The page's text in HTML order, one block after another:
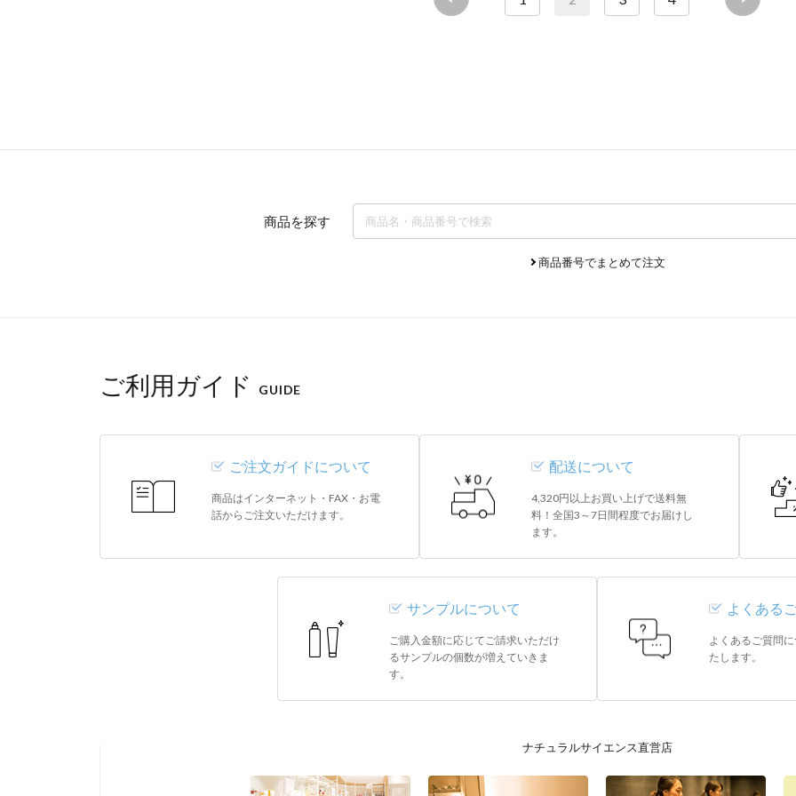
参加した多くの方に「セミナー内容に大変満足した
「実際にマタニティヨガを体験し、心も身体もリフ
みんなで一緒に運動不足や出産・育児のお悩みをス
出産準備について気になることがある方は、どうぞ
.regist-btn {
bottom: 50px;
right: calc(50% - 1166px / 2 - 30px);
margin: 0;
}
.regist-btn a {
display: flex;
align-items: center;
background-color: #FFAD41;
text-decoration: none;
商品を探す
商品番号でまとめて注文
ご利用ガイド GUIDE
ご注文ガイドについて
商品はインターネット・FAX・お電
話からご注文いただけます。
配送について
4,320円以上お買い上げで送料無
料！全国3～7日間程度でお届けし
ます。
サンプルについて
ご購入金額に応じてご請求いただけ
るサンプルの個数が増えていきま
す。
よくある
よくあるご質問
たします。
ナチュラルサイエンス直営店